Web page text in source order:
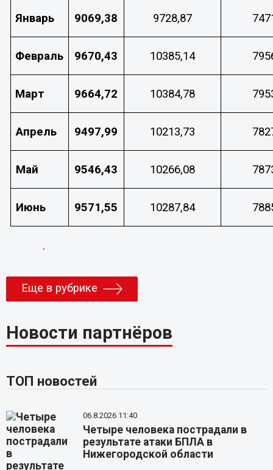
Январь 9069,38 9728,87
Февраль 9670,43 10385,14
Март 9664,72 10384,78
Апрель 9497,99 10213,73
Май 9546,43 10266,08
Июнь 9571,55 10287,84
.
Еще в рубрике
Новости партнёров
ТОП новостей
06.8.2026 11:40
Четыре человека пострадали в
результате атаки БПЛА в
Нижегородской области